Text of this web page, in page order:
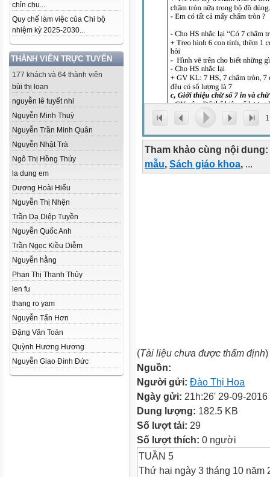
chỉn chu...
Quy chế làm việc của Chi bộ
nhiệm kỳ 2025-2030...
THÀNH VIÊN TRỰC TUYẾN
177 khách và 64 thành viên
bùi thị loan
nguyễn lê tuyết nhi
Nguyễn Minh Thuỳ
Nguyễn Trần Minh Quân
Nguyễn Nhật Trà
Ngô Thị Hồng Thúy
la dung em
Dương Hoài Hiếu
Nguyễn Thị Nhện
Trần Dạ Diệp Tuyền
Nguyễn Quốc Anh
Trần Ngọc Kiều Diễm
Nguyễn hằng
Phan Thị Thanh Thủy
len fu
thang ro yam
Nguyễn Tấn Hơn
Đặng Văn Toản
Quỳnh Hương Hương
Nguyễn Giao Đình Đức
1
Tham khảo cùng nội dung:
mẫu, Sách giáo khoa, ...
(Tài liệu chưa được thẩm định)
Nguồn:
Người gửi: Đào Thị Hoa
Ngày gửi: 21h:26' 29-09-2016
Dung lượng: 182.5 KB
Số lượt tải: 29
Số lượt thích: 0 người
TUẦN 5
Thứ hai ngày 3 tháng 10 năm